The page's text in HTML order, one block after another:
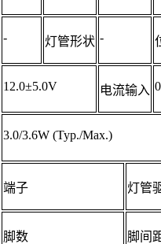
- 灯管形状 -
12.0±5.0V 电流输入
3.0/3.6W (Typ./Max.)
端子 灯管
脚数 脚间